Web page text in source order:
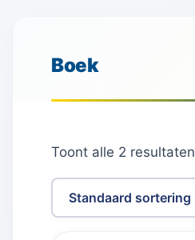
Boek
Toont alle 2 resultaten